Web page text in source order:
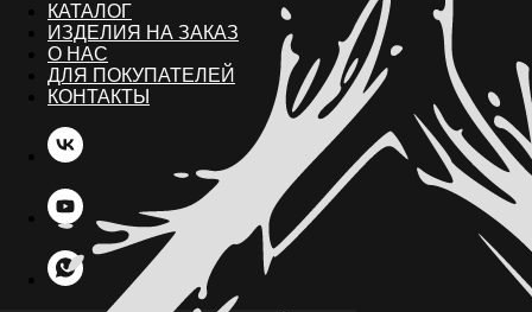
КАТАЛОГ
ИЗДЕЛИЯ НА ЗАКАЗ
О НАС
ДЛЯ ПОКУПАТЕЛЕЙ
КОНТАКТЫ